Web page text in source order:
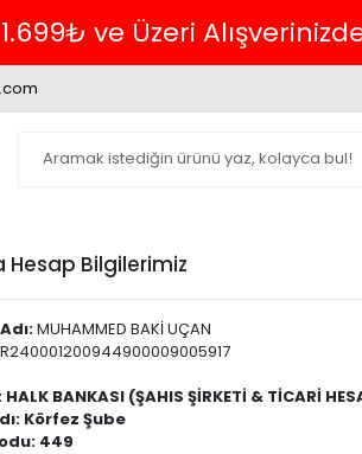
1.699₺ ve Üzeri Alışverinizde
Hesap Bilgilerimiz
MUHAMMED BAKİ UÇAN
HALK BANKASI (ŞAHIS ŞİRKETİ & TİCARİ
Körfez Şube
449